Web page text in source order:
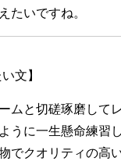
たいですね。
文】
ムと切磋琢磨して
うに一生懸命練習し
でクオリティの高